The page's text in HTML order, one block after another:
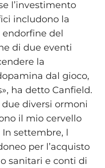
l’investimento
includono la
del
di due eventi
la
dal gioco,
ha detto Canfield.
diversi ormoni
il mio cervello
settembre, l
per l’acquisto
sanitari e conti di